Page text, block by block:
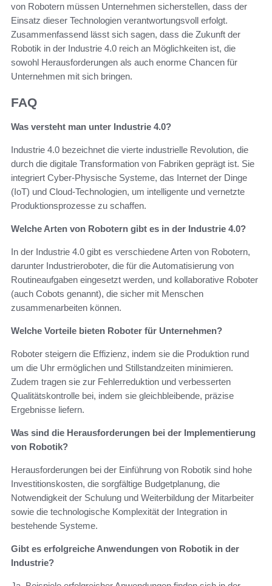
von Robotern müssen Unternehmen sicherstellen, dass der
Einsatz dieser Technologien verantwortungsvoll erfolgt.
Zusammenfassend lässt sich sagen, dass die Zukunft der
Robotik in der Industrie 4.0 reich an Möglichkeiten ist, die
sowohl Herausforderungen als auch enorme Chancen für
Unternehmen mit sich bringen.
FAQ
Was versteht man unter Industrie 4.0?
Industrie 4.0 bezeichnet die vierte industrielle Revolution, die
durch die digitale Transformation von Fabriken geprägt ist. Sie
integriert Cyber-Physische Systeme, das Internet der Dinge
(IoT) und Cloud-Technologien, um intelligente und vernetzte
Produktionsprozesse zu schaffen.
Welche Arten von Robotern gibt es in der Industrie 4.0?
In der Industrie 4.0 gibt es verschiedene Arten von Robotern,
darunter Industrieroboter, die für die Automatisierung von
Routineaufgaben eingesetzt werden, und kollaborative Roboter
(auch Cobots genannt), die sicher mit Menschen
zusammenarbeiten können.
Welche Vorteile bieten Roboter für Unternehmen?
Roboter steigern die Effizienz, indem sie die Produktion rund
um die Uhr ermöglichen und Stillstandzeiten minimieren.
Zudem tragen sie zur Fehlerreduktion und verbesserten
Qualitätskontrolle bei, indem sie gleichbleibende, präzise
Ergebnisse liefern.
Was sind die Herausforderungen bei der Implementierung
von Robotik?
Herausforderungen bei der Einführung von Robotik sind hohe
Investitionskosten, die sorgfältige Budgetplanung, die
Notwendigkeit der Schulung und Weiterbildung der Mitarbeiter
sowie die technologische Komplexität der Integration in
bestehende Systeme.
Gibt es erfolgreiche Anwendungen von Robotik in der
Industrie?